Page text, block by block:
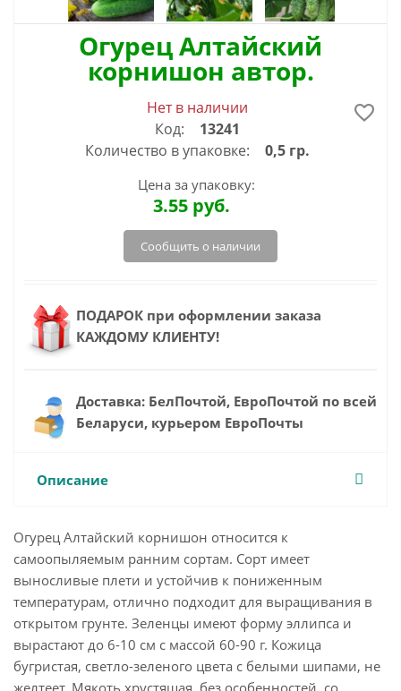
Огурец Алтайский
корнишон автор.
Нет в наличии
Код:
13241
Количество в упаковке:
0,5 гр.
Цена за упаковку:
3.55 руб.
Сообщить о наличии
ПОДАРОК при оформлении заказа
КАЖДОМУ КЛИЕНТУ!
Доставка: БелПочтой, ЕвроПочтой по всей
Беларуси, курьером ЕвроПочты
Описание
Огурец Алтайский корнишон относится к
самоопыляемым ранним сортам. Сорт имеет
выносливые плети и устойчив к пониженным
температурам, отлично подходит для выращивания в
открытом грунте. Зеленцы имеют форму эллипса и
вырастают до 6-10 см с массой 60-90 г. Кожица
бугристая, светло-зеленого цвета с белыми шипами, не